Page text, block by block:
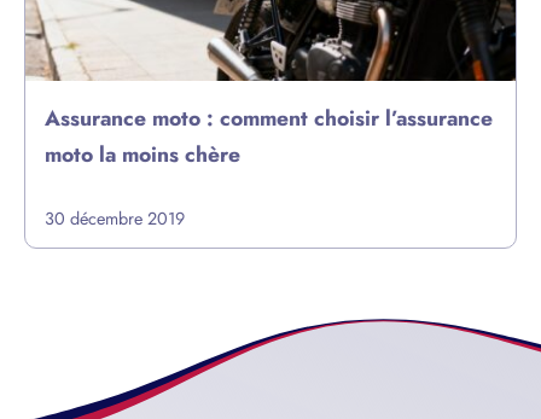
Assurance moto : comment choisir l’assurance
moto la moins chère
30 décembre 2019